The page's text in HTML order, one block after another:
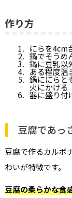
作り方
にらを4cm
鍋でそうめ
鍋に豆乳以
ある程度温
鍋ににらと
火にかける
器に盛り付
豆腐であっ
豆腐で作るカルボ
わいが特徴です。
豆腐の柔らかな食